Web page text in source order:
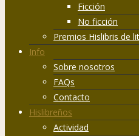
Ficción
No ficción
Premios Hislibris de
Info
Sobre nosotros
FAQs
Contacto
Hislibreños
Actividad